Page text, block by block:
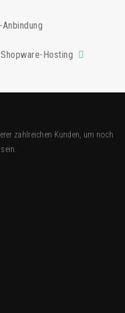
Hosting
zahlreichen Kunden, um noch